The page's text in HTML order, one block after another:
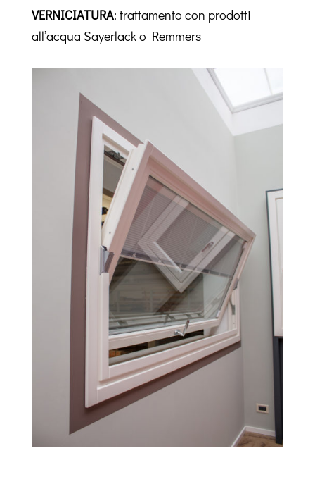
VERNICIATURA: trattamento con prodotti
all’acqua Sayerlack o Remmers